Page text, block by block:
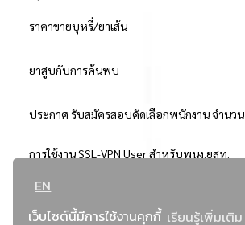
EN
เว็บไซต์นี้มีการใช้งานคุกกี้ เรียนรู้เพิ่มเติม
ราคาขายบุหรี่/ยาเส้น
ยาสูบกับการค้นพบ
ประกาศ รับสมัครสอบคัดเลือกพนักงาน จำนวน
การใช้งาน SSL-VPN User สำหรับพนง.ยสท.
..ยอดนิยม..